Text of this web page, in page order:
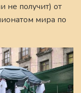
не получит) от
мира по